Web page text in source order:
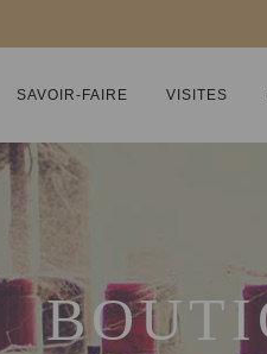
SAVOIR-FAIRE VISITES